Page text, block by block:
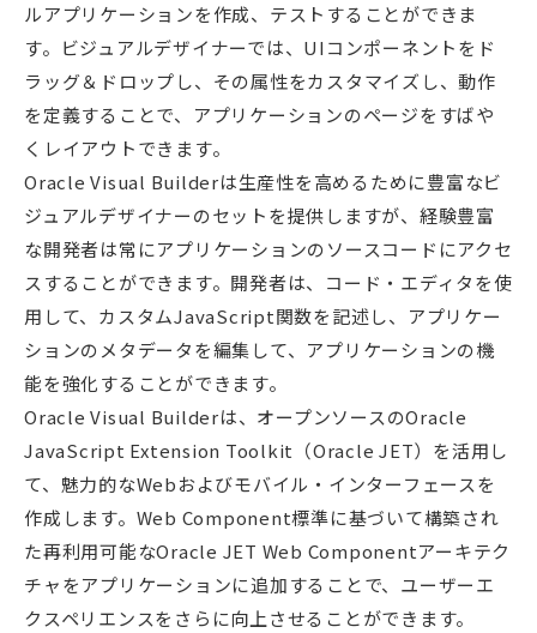
ルアプリケーションを作成、テストすることができま
す。ビジュアルデザイナーでは、UIコンポーネントをド
ラッグ＆ドロップし、その属性をカスタマイズし、動作
を定義することで、アプリケーションのページをすばや
くレイアウトできます。
Oracle Visual Builderは生産性を高めるために豊富なビ
ジュアルデザイナーのセットを提供しますが、経験豊富
な開発者は常にアプリケーションのソースコードにアクセ
スすることができます。開発者は、コード・エディタを使
用して、カスタムJavaScript関数を記述し、アプリケー
ションのメタデータを編集して、アプリケーションの機
能を強化することができます。
Oracle Visual Builderは、オープンソースのOracle
JavaScript Extension Toolkit（Oracle JET）を活用し
て、魅力的なWebおよびモバイル・インターフェースを
作成します。Web Component標準に基づいて構築され
た再利用可能なOracle JET Web Componentアーキテク
チャをアプリケーションに追加することで、ユーザーエ
クスペリエンスをさらに向上させることができます。